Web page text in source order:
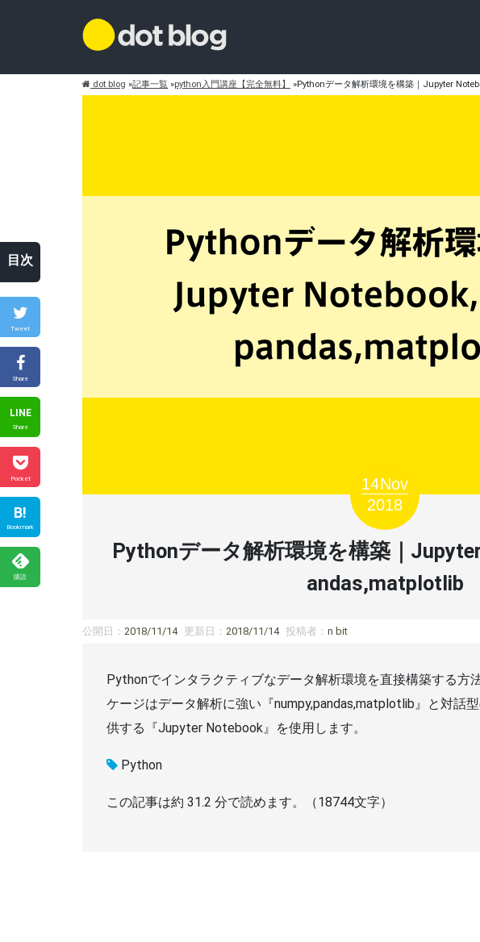
dot blog »記事一覧 »python入門講座【完全無料】 »Pythonデータ解析環境を構築｜Jupyter
14Nov
2018
Pythonデータ解析環境を構築｜
andas,matplotlib
公開日： 2018/11/14 更新日： 2018/11/14 投稿者： n bit
Pythonでインタラクティブなデータ解析環境を直接構築する方
ケージはデータ解析に強い『numpy,pandas,matplotlib』と対話
供する『Jupyter Notebook』を使用します。
Python
この記事は約 31.2 分で読めます。（18744文字）
目次
Tweet
Share
LINE
Share
Pocket
B!
Bookmark
購読